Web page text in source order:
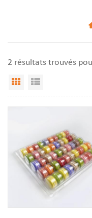
2 résultats trouvés
Vue Grille